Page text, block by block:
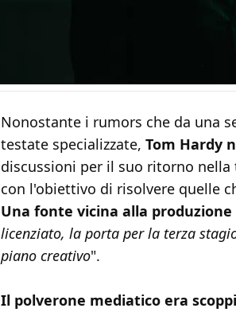
Nonostante i rumors che da una
testate specializzate, Tom Hardy
discussioni per il suo ritorno
con l'obiettivo di risolvere quelle
Una fonte vicina alla
licenziato, la porta per la terza
piano creativo".
Il polverone mediatico era